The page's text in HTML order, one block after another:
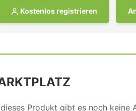
Kostenlos registrieren
dieses Produkt gibt es noch keine